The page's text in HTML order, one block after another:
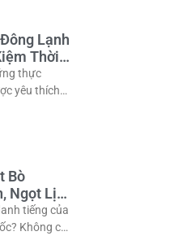
Lạnh
Thời
Dưỡng
thực
yêu thích
Bò
Ngọt Lịm
tiếng của
Không chỉ